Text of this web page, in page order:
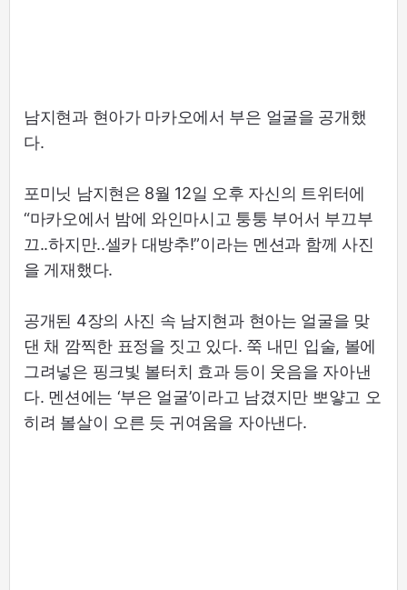
남지현과 현아가 마카오에서 부은 얼굴을 공개했
다.
포미닛 남지현은 8월 12일 오후 자신의 트위터에
“마카오에서 밤에 와인마시고 퉁퉁 부어서 부끄부
끄..하지만..셀카 대방추!”이라는 멘션과 함께 사진
을 게재했다.
공개된 4장의 사진 속 남지현과 현아는 얼굴을 맞
댄 채 깜찍한 표정을 짓고 있다. 쭉 내민 입술, 볼에
그려넣은 핑크빛 볼터치 효과 등이 웃음을 자아낸
다. 멘션에는 ‘부은 얼굴’이라고 남겼지만 뽀얗고 오
히려 볼살이 오른 듯 귀여움을 자아낸다.